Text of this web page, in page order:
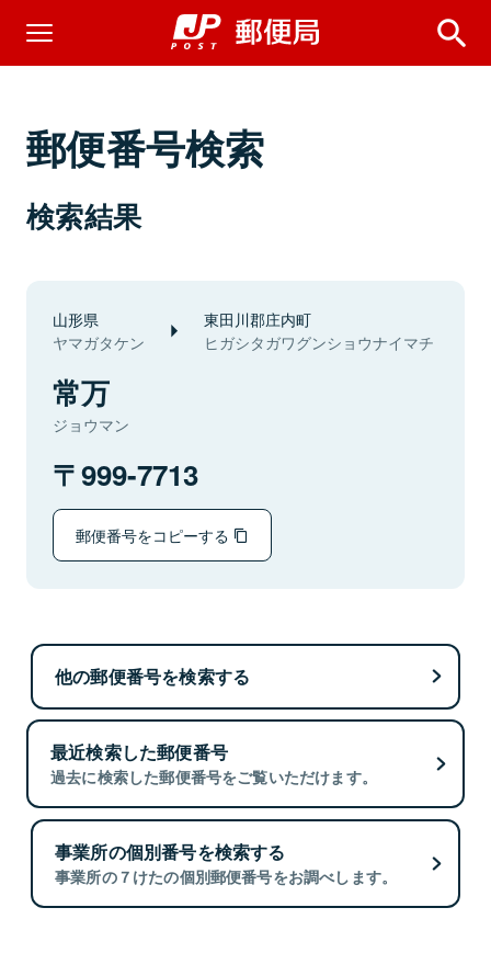
郵便番号検索
検索結果
山形県
ヤマガタケン
東田川郡庄内町
ヒガシタガワグンショウナイマチ
常万
ジョウマン
999-7713
郵便番号をコピーする
他の郵便番号を検索する
最近検索した郵便番号
過去に検索した郵便番号をご覧いただけます。
事業所の個別番号を検索する
事業所の７けたの個別郵便番号をお調べします。